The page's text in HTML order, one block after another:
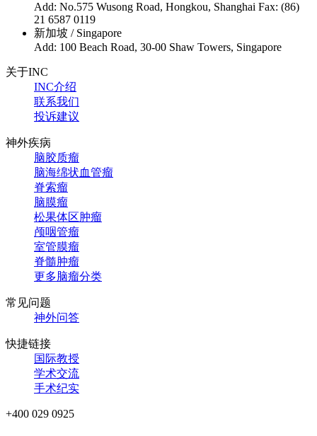
Add: No.575 Wusong Road, Hongkou, Shanghai Fax: (86)
21 6587 0119
新加坡 / Singapore
Add: 100 Beach Road, 30-00 Shaw Towers, Singapore
关于INC
INC介绍
联系我们
投诉建议
神外疾病
脑胶质瘤
脑海绵状血管瘤
脊索瘤
脑膜瘤
松果体区肿瘤
颅咽管瘤
室管膜瘤
脊髓肿瘤
更多脑瘤分类
常见问题
神外问答
快捷链接
国际教授
学术交流
手术纪实
+400 029 0925